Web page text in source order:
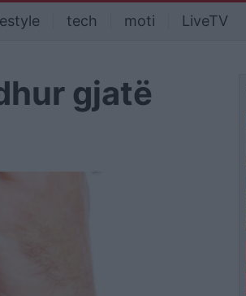
tech moti LiveTV
gjatë